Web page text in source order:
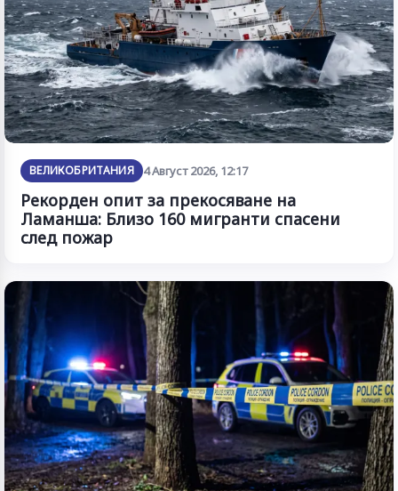
ВЕЛИКОБРИТАНИЯ 4 Август 2026, 12:17
Рекорден опит за прекосяване на
Ламанша: Близо 160 мигранти спасени
след пожар